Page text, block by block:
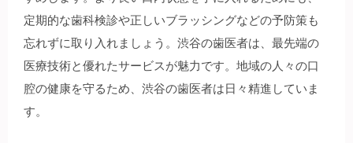
定期的な歯科検診や正しいブラッシングなどの予防策も
忘れずに取り入れましょう。渋谷の歯医者は、最先端の
医療技術と優れたサービスが魅力です。地域の人々の口
腔の健康を守るため、渋谷の歯医者は日々精進していま
す。